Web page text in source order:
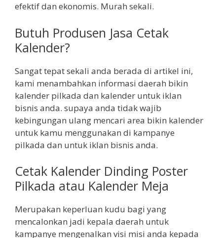
efektif dan ekonomis. Murah sekali.
Butuh Produsen Jasa Cetak
Kalender?
Sangat tepat sekali anda berada di artikel ini,
kami menambahkan informasi daerah bikin
kalender pilkada dan kalender untuk iklan
bisnis anda. supaya anda tidak wajib
kebingungan ulang mencari area bikin kalender
untuk kamu menggunakan di kampanye
pilkada dan untuk iklan bisnis anda.
Cetak Kalender Dinding Poster
Pilkada atau Kalender Meja
Merupakan keperluan kudu bagi yang
mencalonkan jadi kepala daerah untuk
kampanye mengenalkan visi misi anda kepada